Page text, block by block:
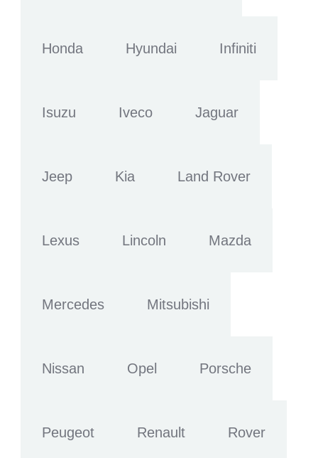
Honda Hyundai Infiniti
Isuzu Iveco Jaguar
Jeep Kia Land Rover
Lexus Lincoln Mazda
Mercedes Mitsubishi
Nissan Opel Porsche
Peugeot Renault Rover